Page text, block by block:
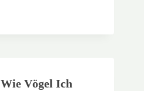
Wie Vögel Ich